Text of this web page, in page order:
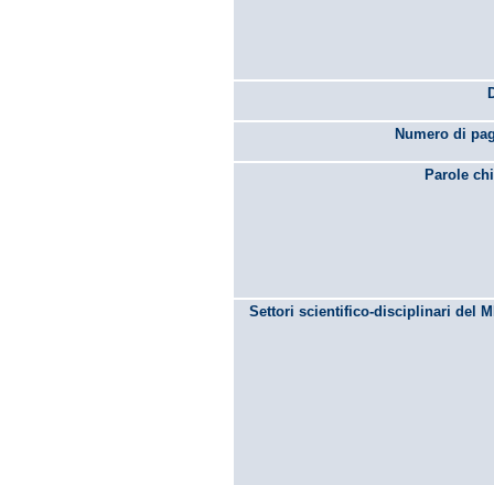
Numero di
Parole
Settori scientifico-disciplinari del